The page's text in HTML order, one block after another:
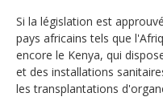
Si la législation est
pays africains tels que
encore le Kenya, qui
et des installations
les transplantations